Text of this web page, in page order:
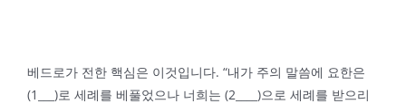
베드로가 전한 핵심은 이것입니다. “내가 주의 말씀에 요한은
(1___)로 세례를 베풀었으나 너희는 (2____)으로 세례를 받으리